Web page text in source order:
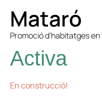
Mataró
Promoció d’habitatges
Activa
En construcció!